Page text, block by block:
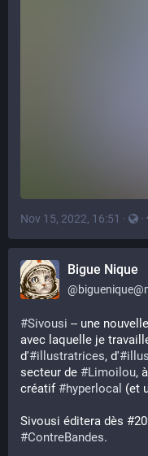
Nov 15, 2022, 16:51 · ·
Bigue Nique
@
#Sivousi -- une
avec laquelle je
d'#illustratrices, d'#
secteur de #Limoilou, à
créatif #hyperlocal (et
#ContreBandes.